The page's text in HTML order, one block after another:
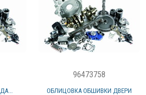
96473758
ОБЛИЦОВКА ОБШИВКИ ДВЕРИ